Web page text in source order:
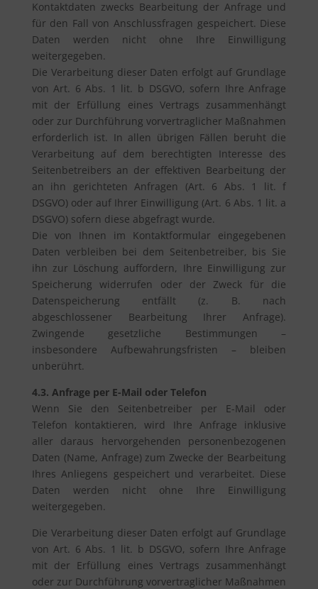
Kontaktdaten zwecks Bearbeitung der Anfrage und
für den Fall von Anschlussfragen gespeichert. Diese
Daten werden nicht ohne Ihre Einwilligung
weitergegeben.
Die Verarbeitung dieser Daten erfolgt auf Grundlage
von Art. 6 Abs. 1 lit. b DSGVO, sofern Ihre Anfrage
mit der Erfüllung eines Vertrags zusammenhängt
oder zur Durchführung vorvertraglicher Maßnahmen
erforderlich ist. In allen übrigen Fällen beruht die
Verarbeitung auf dem berechtigten Interesse des
Seitenbetreibers an der effektiven Bearbeitung der
an ihn gerichteten Anfragen (Art. 6 Abs. 1 lit. f
DSGVO) oder auf Ihrer Einwilligung (Art. 6 Abs. 1 lit. a
DSGVO) sofern diese abgefragt wurde.
Die von Ihnen im Kontaktformular eingegebenen
Daten verbleiben bei dem Seitenbetreiber, bis Sie
ihn zur Löschung auffordern, Ihre Einwilligung zur
Speicherung widerrufen oder der Zweck für die
Datenspeicherung entfällt (z. B. nach
abgeschlossener Bearbeitung Ihrer Anfrage).
Zwingende gesetzliche Bestimmungen –
insbesondere Aufbewahrungsfristen – bleiben
unberührt.
4.3. Anfrage per E-Mail oder Telefon
Wenn Sie den Seitenbetreiber per E-Mail oder
Telefon kontaktieren, wird Ihre Anfrage inklusive
aller daraus hervorgehenden personenbezogenen
Daten (Name, Anfrage) zum Zwecke der Bearbeitung
Ihres Anliegens gespeichert und verarbeitet. Diese
Daten werden nicht ohne Ihre Einwilligung
weitergegeben.
Die Verarbeitung dieser Daten erfolgt auf Grundlage
von Art. 6 Abs. 1 lit. b DSGVO, sofern Ihre Anfrage
mit der Erfüllung eines Vertrags zusammenhängt
oder zur Durchführung vorvertraglicher Maßnahmen